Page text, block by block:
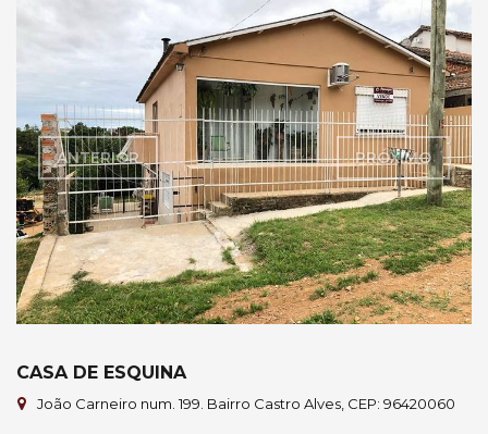
ANTERIOR PRÓXIMO
CASA DE ESQUINA
João Carneiro num. 199. Bairro Castro Alves, CEP: 96420060